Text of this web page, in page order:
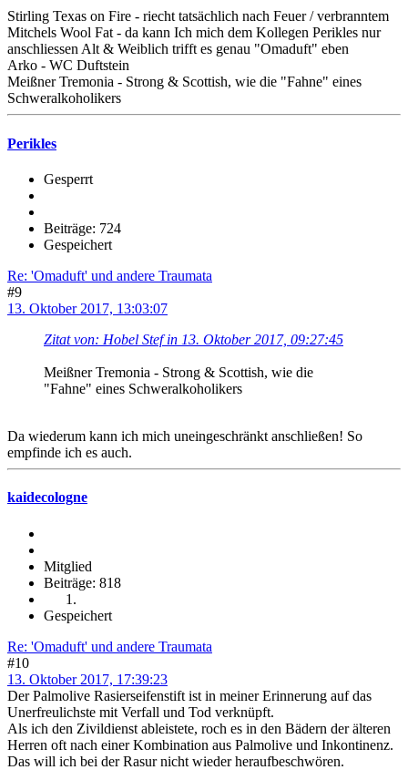
Stirling Texas on Fire - riecht tatsächlich nach Feuer / verbranntem
Mitchels Wool Fat - da kann Ich mich dem Kollegen Perikles nur
anschliessen Alt & Weiblich trifft es genau "Omaduft" eben
Arko - WC Duftstein
Meißner Tremonia - Strong & Scottish, wie die "Fahne" eines
Schweralkoholikers
Perikles
Gesperrt
Beiträge: 724
Gespeichert
Re: 'Omaduft' und andere Traumata
#9
13. Oktober 2017, 13:03:07
Zitat von: Hobel Stef in 13. Oktober 2017, 09:27:45
Meißner Tremonia - Strong & Scottish, wie die
"Fahne" eines Schweralkoholikers
Da wiederum kann ich mich uneingeschränkt anschließen! So
empfinde ich es auch.
kaidecologne
Mitglied
Beiträge: 818
Gespeichert
Re: 'Omaduft' und andere Traumata
#10
13. Oktober 2017, 17:39:23
Der Palmolive Rasierseifenstift ist in meiner Erinnerung auf das
Unerfreulichste mit Verfall und Tod verknüpft.
Als ich den Zivildienst ableistete, roch es in den Bädern der älteren
Herren oft nach einer Kombination aus Palmolive und Inkontinenz.
Das will ich bei der Rasur nicht wieder heraufbeschwören.